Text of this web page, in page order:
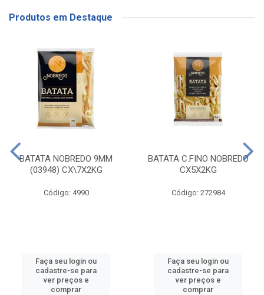
Produtos em Destaque
BATATA NOBREDO 9MM
(03948) CX\7X2KG
Código: 4990
Faça seu login ou
cadastre-se para
ver preços e
comprar
BATATA C.FINO NOBREDO
CX5X2KG
Código: 272984
Faça seu login ou
cadastre-se para
ver preços e
comprar